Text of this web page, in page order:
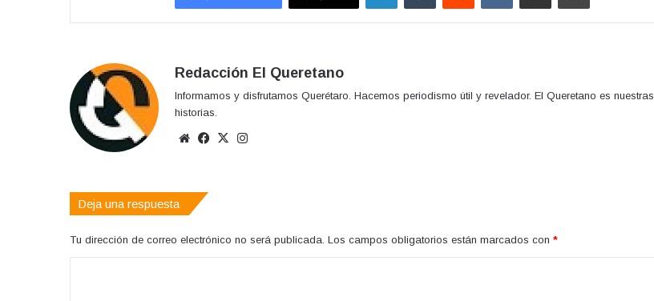
Redacción El Queretano
Informamos y disfrutamos Querétaro. Hacemos periodismo útil y revelador. El Queretano es nuestras
historias.
Sitio
Facebook
X
Deja una respuesta
Tu dirección de correo electrónico no será publicada. Los campos obligatorios están marcados con *